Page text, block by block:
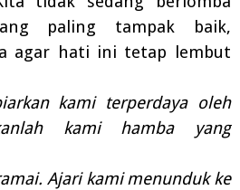
paling tampak baik,
agar hati ini tetap lembut
kami terperdaya oleh
kami hamba yang
Ajari kami menunduk ke